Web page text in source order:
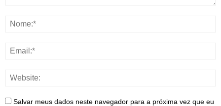
Salvar meus dados neste navegador para a próxima vez que eu